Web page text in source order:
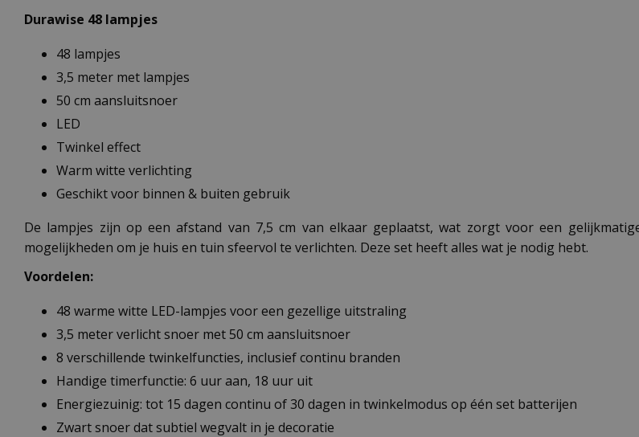
Durawise 48 lampjes
48 lampjes
3,5 meter met lampjes
50 cm aansluitsnoer
LED
Twinkel effect
Warm witte verlichting
Geschikt voor binnen & buiten gebruik
De lampjes zijn op een afstand van 7,5 cm van elkaar geplaatst, wat zorgt voor een
mogelijkheden om je huis en tuin sfeervol te verlichten. Deze set heeft alles wat je nodig hebt.
Voordelen:
48 warme witte LED-lampjes voor een gezellige uitstraling
3,5 meter verlicht snoer met 50 cm aansluitsnoer
8 verschillende twinkelfuncties, inclusief continu branden
Handige timerfunctie: 6 uur aan, 18 uur uit
Energiezuinig: tot 15 dagen continu of 30 dagen in twinkelmodus op één set batterijen
Zwart snoer dat subtiel wegvalt in je decoratie